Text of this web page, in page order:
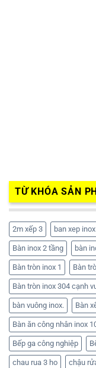
TỪ KHÓA SẢN
2m xếp 3 ban xep inox
Bàn inox 2 tầng bàn
Bàn tròn inox 1 Bàn
Bàn tròn inox 304 cạnh
bàn vuông inox. Bàn
Bàn ăn công nhân inox
Bếp ga công nghiệp
chau rua 3 ho chậu